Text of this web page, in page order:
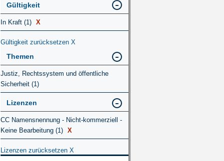
Gültigkeit
In Kraft (1) X
Gültigkeit zurücksetzen X
Themen
Justiz, Rechtssystem und öffentliche
Sicherheit (1)
Lizenzen
CC Namensnennung - Nicht-kommerziell -
Keine Bearbeitung (1) X
Lizenzen zurücksetzen X